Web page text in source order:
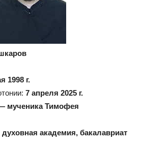
1998 г.
7 апреля 2025 г.
мученика Тимофея
духовная академия, бакалавриат